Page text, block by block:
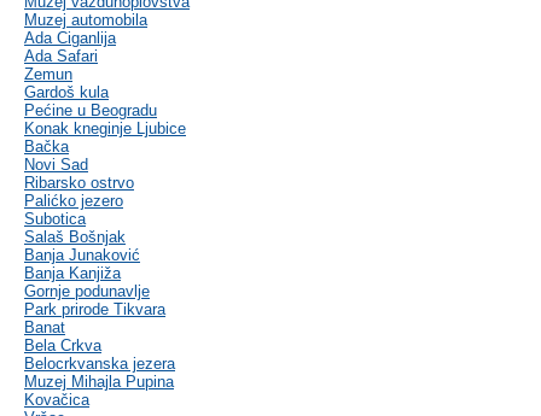
Muzej automobila
Ada Ciganlija
Ada Safari
Zemun
Gardoš kula
Pećine u Beogradu
Konak kneginje Ljubice
Bačka
Novi Sad
Ribarsko ostrvo
Palićko jezero
Subotica
Salaš Bošnjak
Banja Junaković
Banja Kanjiža
Gornje podunavlje
Park prirode Tikvara
Banat
Bela Crkva
Belocrkvanska jezera
Muzej Mihajla Pupina
Kovačica